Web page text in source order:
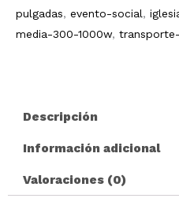
BL-
2015PA
pulgadas, evento-social,
media-300-1000w,
Descripción
Información adicional
Valoraciones (0)